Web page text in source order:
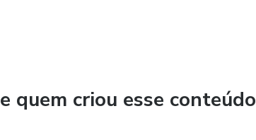
quem criou esse conteúdo